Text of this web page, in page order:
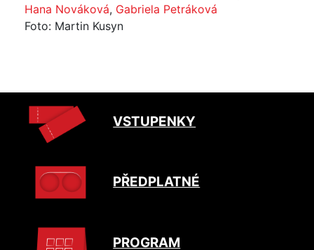
Hana Nováková, Gabriela Petráková
Foto: Martin Kusyn
VSTUPENKY
PŘEDPLATNÉ
PROGRAM